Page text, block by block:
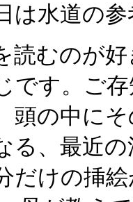
は水道の
むのが好
です。ご
頭の中に
る、最近
だけの挿